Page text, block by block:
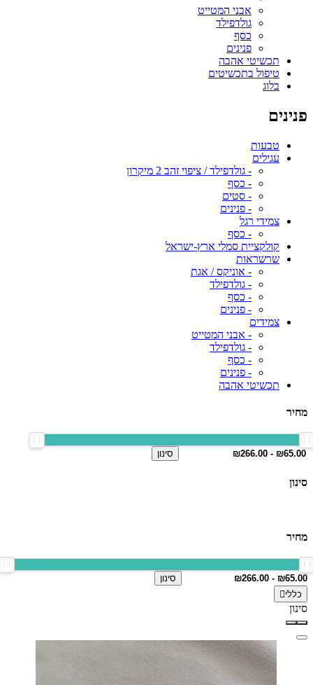
אבני המטייט
גולדפילד
כסף
פנינים
תכשיטי אהבה
טיפול בתכשיטים
בלוג
פנינים
טבעות
עגילים
- גולדפילד / ציפוי זהב 2 מיקרון
- כסף
- סטים
- פנינים
צמידי רגל
- כסף
קולקציית סמלי ארץ-ישראל
שרשראות
- אוניקס / אגת
- גולדפילד
- כסף
- פנינים
צמידים
- אבני המטייט
- גולדפילד
- כסף
- פנינים
תכשיטי אהבה
מחיר
סינון
סינון
מחיר
סינון
כללי
סינון